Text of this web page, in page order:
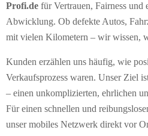
Profi.de für Vertrauen, Fairness und
Abwicklung. Ob defekte Autos,
mit vielen Kilometern – wir wissen,
Kunden erzählen uns häufig, wie
Verkaufsprozess waren. Unser Ziel
– einen unkomplizierten, ehrlichen
Für einen schnellen und
unser mobiles Netzwerk direkt vor